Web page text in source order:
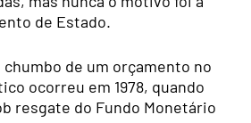
de Estado.
de um orçamento no
ocorreu em 1978, quando
resgate do Fundo Monetário